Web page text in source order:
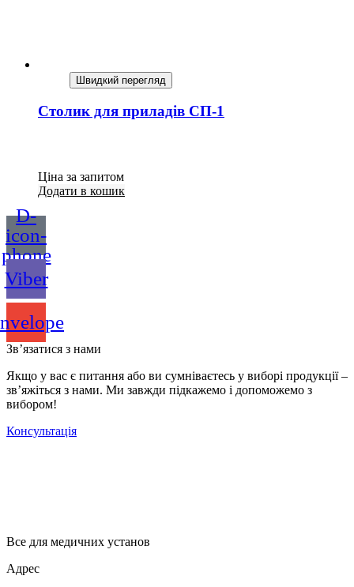
Швидкий перегляд
Столик для приладів СП-1
Ціна за запитом
Додати в кошик
D-
icon-
phone
Viber
Зв’язатися з нами
Якщо у вас є питання або ви сумніваєтесь у виборі продукції –
зв’яжіться з нами. Ми завжди підкажемо і допоможемо з
вибором!
Консультація
Все для медичних установ
Адрес